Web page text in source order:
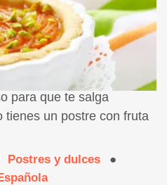
y pistachos,
para que te salga
tienes un postre con fruta
Postres y dulces
●